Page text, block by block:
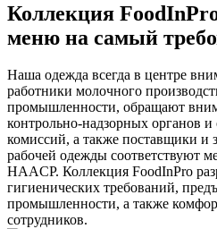
Коллекция
меню на самый
Наша одежда всегда в центре
работники молочного
промышленности, обращают
контрольно-надзорных органов
комиссий, а также поставщики
рабочей одежды соответствуют
HAACP. Коллекция FoodInPro
гигиенических требований,
промышленности, а также
сотрудников.